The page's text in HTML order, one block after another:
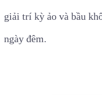
giải trí kỳ ảo và bầu
ngày đêm.